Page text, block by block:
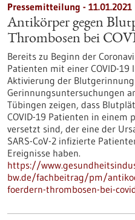
Pressemitteilung - 11.01.2021
Antikörper gegen
Thrombosen bei
Bereits zu Beginn der
Patienten mit einer COVID-
Aktivierung der
Gerinnungsuntersuchungen
Tübingen zeigen, dass
COVID-19 Patienten in einem
versetzt sind, der eine der
SARS-CoV-2 infizierte
Ereignisse haben.
https://
bw.de/fachbeitrag/pm/
foerdern-thrombosen-bei-